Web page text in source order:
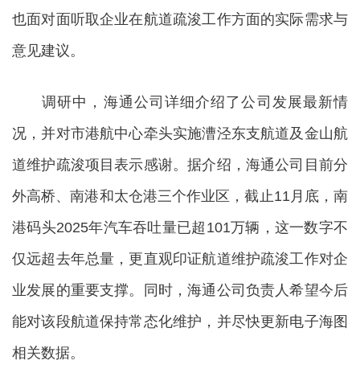
也面对面听取企业在航道疏浚工作方面的实际需求与
意见建议。
调研中，海通公司详细介绍了公司发展最新情
况，并对市港航中心牵头实施漕泾东支航道及金山航
道维护疏浚项目表示感谢。据介绍，海通公司目前分
外高桥、南港和太仓港三个作业区，截止11月底，南
港码头2025年汽车吞吐量已超101万辆，这一数字不
仅远超去年总量，更直观印证航道维护疏浚工作对企
业发展的重要支撑。同时，海通公司负责人希望今后
能对该段航道保持常态化维护，并尽快更新电子海图
相关数据。